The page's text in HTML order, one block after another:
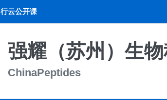
行云公开课
强耀（苏州）生
ChinaPeptides